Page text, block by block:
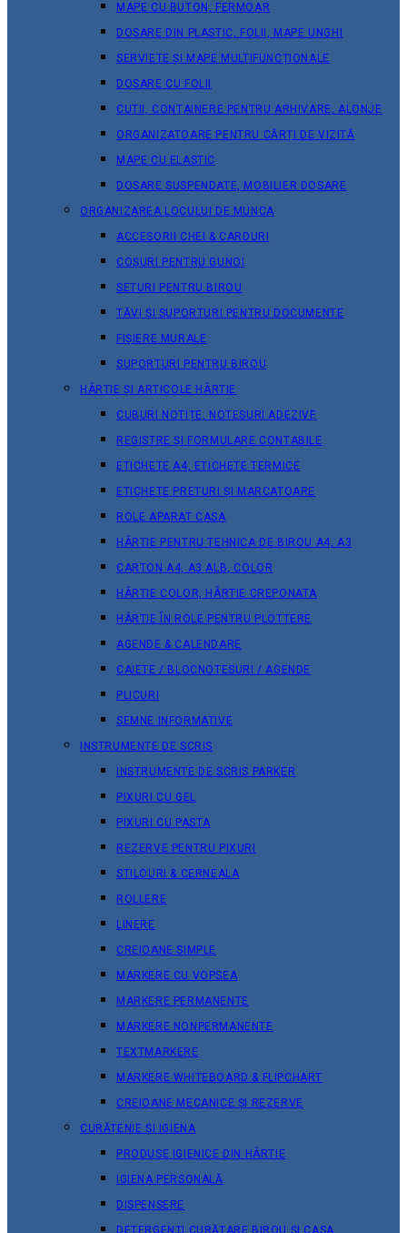
MAPE CU BUTON, FERMOAR
DOSARE DIN PLASTIC, FOLII, MAPE UNGHI
SERVIETE ȘI MAPE MULTIFUNCȚIONALE
DOSARE CU FOLII
CUTII, CONTAINERE PENTRU ARHIVARE, ALONJE
ORGANIZATOARE PENTRU CĂRȚI DE VIZITĂ
MAPE CU ELASTIC
DOSARE SUSPENDATE, MOBILIER DOSARE
ORGANIZAREA LOCULUI DE MUNCA
ACCESORII CHEI & СARDURI
COȘURI PENTRU GUNOI
SETURI PENTRU BIROU
TĂVI ȘI SUPORTURI PENTRU DOCUMENTE
FIȘIERE MURALE
SUPORTURI PENTRU BIROU
HÂRTIE ȘI ARTICOLE HÂRTIE
CUBURI NOTIȚE, NOTESURI ADEZIVE
REGISTRE ȘI FORMULARE CONTABILE
ETICHETE A4, ETICHETE TERMICE
ETICHETE PRETURI ȘI MARCATOARE
ROLE APARAT CASA
HÂRTIE PENTRU TEHNICA DE BIROU A4, A3
CARTON A4, A3 ALB, COLOR
HÂRTIE COLOR, HÂRTIE CREPONATA
HÂRTIE ÎN ROLE PENTRU PLOTTERE
AGENDE & CALENDARE
CAIETE / BLOCNOTESURI / AGENDE
PLICURI
SEMNE INFORMATIVE
INSTRUMENTE DE SCRIS
INSTRUMENTE DE SCRIS PARKER
PIXURI CU GEL
PIXURI CU PASTA
REZERVE PENTRU PIXURI
STILOURI & СERNEALA
ROLLERE
LINERE
CREIOANE SIMPLE
MARKERE CU VOPSEA
MARKERE PERMANENTE
MARKERE NONPERMANENTE
TEXTMARKERE
MARKERE WHITEBOARD & FLIPCHART
CREIOANE MECANICE ȘI REZERVE
CURĂȚENIE ȘI IGIENA
PRODUSE IGIENICE DIN HÂRTIE
IGIENA PERSONALĂ
DISPENSERE
DETERGENȚI CURĂȚARE BIROU ȘI CASA